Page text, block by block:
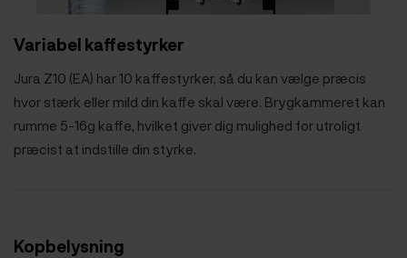
Variabel kaffestyrker
Jura Z10 (EA) har 10 kaffestyrker, så du kan vælge præcis
hvor stærk eller mild din kaffe skal være. Brygkammeret kan
rumme 5-16g kaffe, hvilket giver dig mulighed for utroligt
præcist at indstille din styrke.
Kopbelysning